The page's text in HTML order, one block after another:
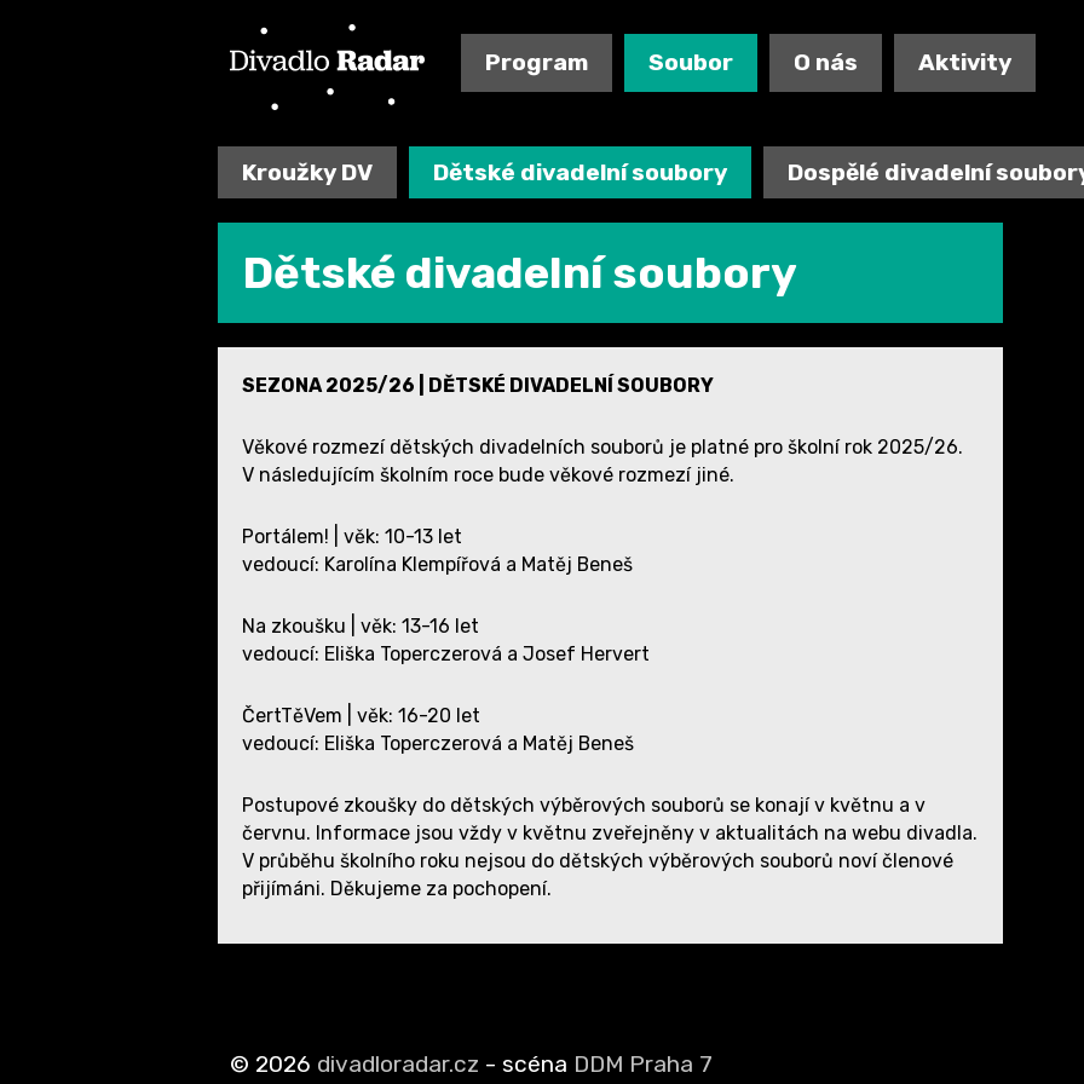
Program Soubor O nás Aktivity
Kroužky DV Dětské divadelní soubory Dospělé divadelní
Dětské divadelní soubory
SEZONA 2025/26 | DĚTSKÉ DIVADELNÍ SOUBORY
Věkové rozmezí dětských divadelních souborů je platné pro školní rok 2025/26.
V následujícím školním roce bude věkové rozmezí jiné.
Portálem! | věk: 10-13 let
vedoucí: Karolína Klempířová a Matěj Beneš
Na zkoušku | věk: 13-16 let
vedoucí: Eliška Toperczerová a Josef Hervert
ČertTěVem | věk: 16-20 let
vedoucí: Eliška Toperczerová a Matěj Beneš
Postupové zkoušky do dětských výběrových souborů se konají v květnu a v
červnu. Informace jsou vždy v květnu zveřejněny v aktualitách na webu divadla.
V průběhu školního roku nejsou do dětských výběrových souborů noví členové
přijímáni. Děkujeme za pochopení.
© 2026 divadloradar.cz - scéna DDM Praha 7